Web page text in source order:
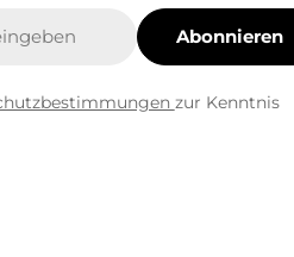
Abonnieren
zur Kenntnis